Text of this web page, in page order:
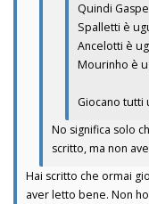
Quindi
Spalletti è
Ancelotti è
Mourinho è
Giocano tutti
No significa solo
scritto, ma non
Hai scritto che ormai
aver letto bene. Non